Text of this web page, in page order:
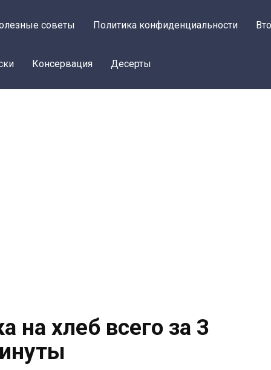
советы Политика конфиденциальности
Консервация Десерты
на хлеб всего за 3